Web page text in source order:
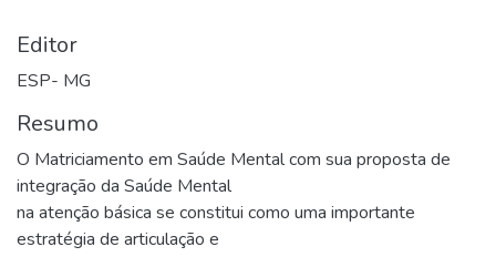
Editor
ESP- MG
Resumo
O Matriciamento em Saúde Mental com sua proposta de
integração da Saúde Mental
na atenção básica se constitui como uma importante
estratégia de articulação e